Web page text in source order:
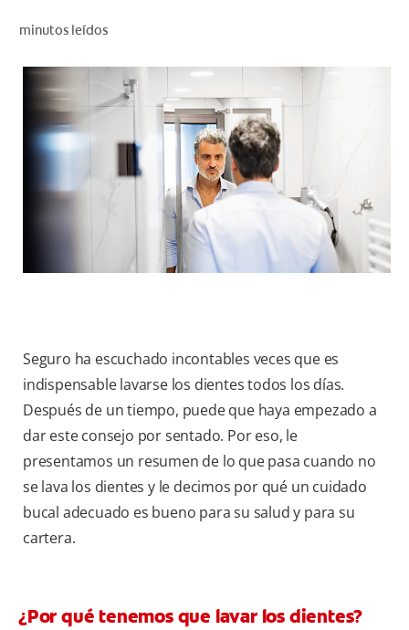
SUSCRÍBASE
minutos leídos
Seguro ha escuchado incontables veces que es
indispensable lavarse los dientes todos los días.
Después de un tiempo, puede que haya empezado a
dar este consejo por sentado. Por eso, le
presentamos un resumen de lo que pasa cuando no
se lava los dientes y le decimos por qué un cuidado
bucal adecuado es bueno para su salud y para su
cartera.
¿Por qué tenemos que lavar los dientes?